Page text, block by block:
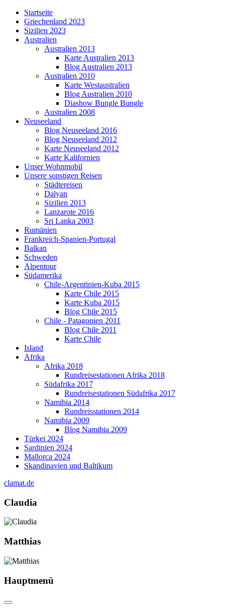
Startseite
Griechenland 2023
Sizilien 2023
Australien
Australien 2013
Karte Australien 2013
Blog Australien 2013
Australien 2010
Karte Westaustralien
Blog Australien 2010
Diashow Bungle Bungle
Australien 2008
Neuseeland
Blog Neuseeland 2016
Blog Neuseeland 2012
Karte Neuseeland 2012
Karte Kalifornien
Unser Wohnmobil
Unsere sonstigen Reisen
Städtereisen
Dalyan
Sizilien 2013
Lanzarote 2016
Sri Lanka 2003
Rumänien
Frankreich-Spanien-Portugal
Balkan
Schweden
Alpentour
Südamerika
Chile-Argentinien-Kuba 2015
Karte Chile 2015
Karte Kuba 2015
Blog Chile 2015
Chile - Patagonien 2011
Blog Chile 2011
Karte Chile
Island
Afrika
Afrika 2018
Rundreisestationen Afrika 2018
Südafrika 2017
Rundreisestationen Südafrika 2017
Namibia 2014
Rundreisstationen 2014
Namibia 2009
Blog Namibia 2009
Türkei 2024
Sardinien 2024
Mallorca 2024
Skandinavien und Baltikum
clamat.de
Claudia
Matthias
Hauptmenü